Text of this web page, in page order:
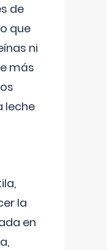
de
que
ni
más
leche
la
en